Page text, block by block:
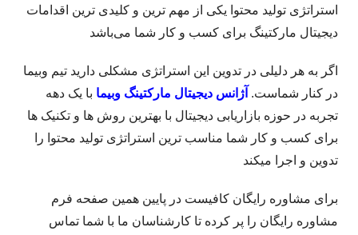
استراتژی تولید محتوا یکی از مهم ترین و کلیدی ترین اقدامات
دیجیتال مارکتینگ برای کسب و کار شما می‌باشد
اگر به هر دلیلی در تدوین این استراتژی مشکلی دارید تیم وبیما
در کنار شماست. آژانس دیجیتال مارکتینگ وبیما با یک دهه
تجربه در حوزه بازاریابی دیجیتال با بهترین روش ها و تکنیک ها
برای کسب و کار شما مناسب ترین استراتژی تولید محتوا را
تدوین و اجرا میکند
برای مشاوره رایگان کافیست در پایین همین صفحه فرم
مشاوره رایگان را پر کرده تا کارشناسان ما با شما تماس